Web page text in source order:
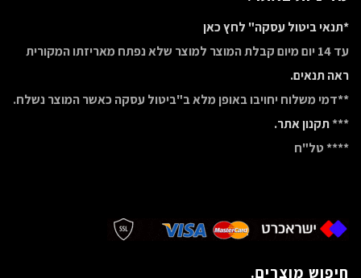
*תנאי ביטול עסקה" לחץ כאן
עד 14 יום מיום קבלת המוצר למוצר שלא נפתח מאריזתו המקורית
ראה תנאים.
**דמי משלוח יחויבו באופן מלא ב"ביטול עסקה כאשר המוצר נשלח.
***תקנון אתר.
**** טל"ח
חיפוש מוצרים.